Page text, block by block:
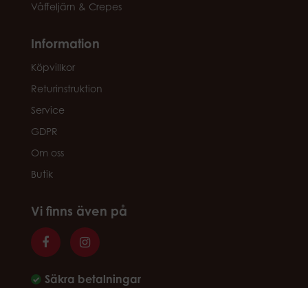
Våffeljärn & Crepes
Information
Köpvillkor
Returinstruktion
Service
GDPR
Om oss
Butik
Vi finns även på
Säkra betalningar